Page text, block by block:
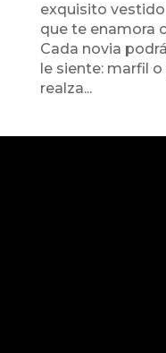
exquisito vestido
que te enamora
Cada novia
le siente: marfil
realza...